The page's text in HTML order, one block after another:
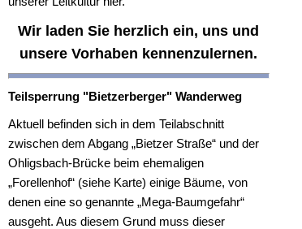
Wir laden Sie herzlich ein, uns und
unsere Vorhaben kennenzulernen.
Teilsperrung "Bietzerberger" Wanderweg
Aktuell befinden sich in dem Teilabschnitt
zwischen dem Abgang „Bietzer Straße“ und der
Ohligsbach-Brücke beim ehemaligen
„Forellenhof“ (siehe Karte) einige Bäume, von
denen eine so genannte „Mega-Baumgefahr“
ausgeht. Aus diesem Grund muss dieser